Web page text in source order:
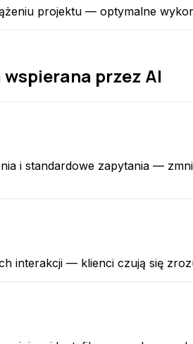
projektu — optymalne
przez AI
i standardowe zapytania —
interakcji — klienci czują się